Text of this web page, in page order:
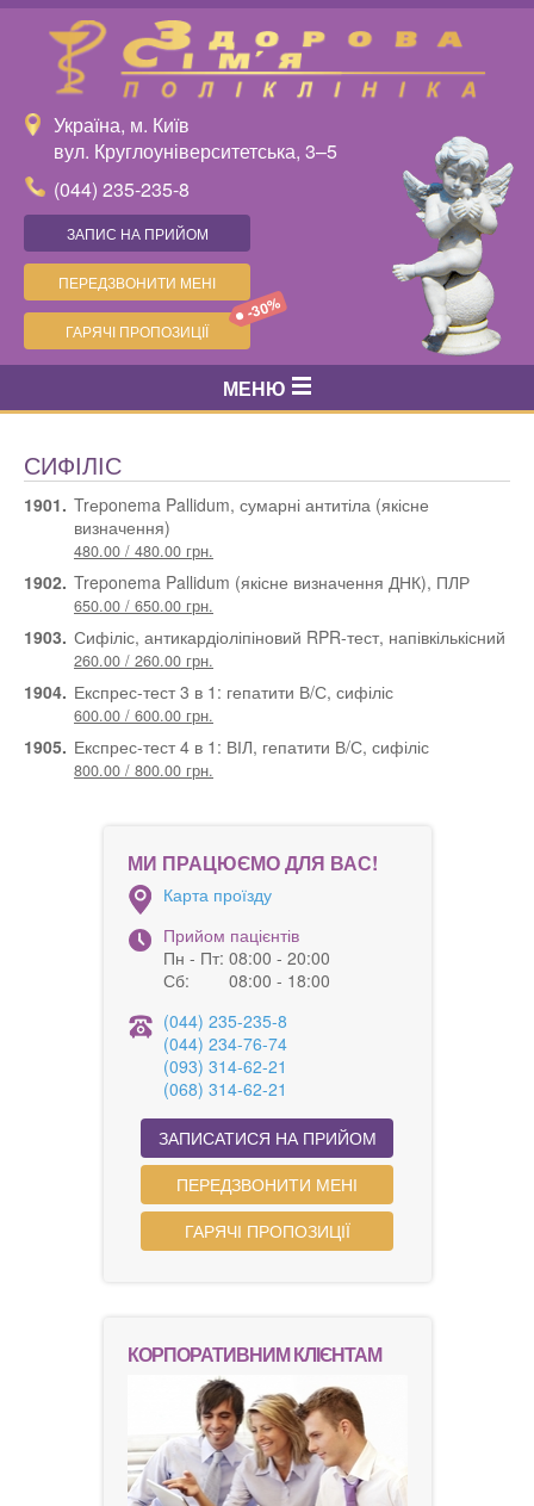
Україна, м. Київ
вул. Круглоуніверситетська, 3–5
(044) 235-235-8
ЗАПИС НА ПРИЙОМ
ПЕРЕДЗВОНИТИ МЕНІ
ГАРЯЧІ ПРОПОЗИЦІЇ
-30%
МЕНЮ
СИФІЛІС
1901. Trеponema Pallidum, сумарні антитіла (якісне
визначення)
480.00 / 480.00 грн.
1902. Treponema Pallidum (якісне визначення ДНК), ПЛР
650.00 / 650.00 грн.
1903. Сифіліс, антикардіоліпіновий RPR-тест, напівкількісний
260.00 / 260.00 грн.
1904. Експрес-тест 3 в 1: гепатити В/С, сифіліс
600.00 / 600.00 грн.
1905. Експрес-тест 4 в 1: ВІЛ, гепатити В/С, сифіліс
800.00 / 800.00 грн.
МИ ПРАЦЮЄМО ДЛЯ ВАС!
Карта проїзду
Прийом пацієнтів
Пн - Пт: 08:00 - 20:00
Сб:
08:00 - 18:00
(044) 235-235-8
(044) 234-76-74
(093) 314-62-21
(068) 314-62-21
ЗАПИСАТИСЯ НА ПРИЙОМ
ПЕРЕДЗВОНИТИ МЕНІ
ГАРЯЧІ ПРОПОЗИЦІЇ
КОРПОРАТИВНИМ КЛІЄНТАМ